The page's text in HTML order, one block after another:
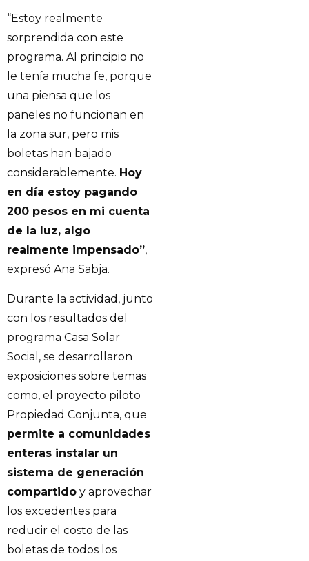
“Estoy realmente
sorprendida con este
programa. Al principio no
le tenía mucha fe, porque
una piensa que los
paneles no funcionan en
la zona sur, pero mis
boletas han bajado
considerablemente. Hoy
en día estoy pagando
200 pesos en mi cuenta
de la luz, algo
realmente impensado”,
expresó Ana Sabja.
Durante la actividad, junto
con los resultados del
programa Casa Solar
Social, se desarrollaron
exposiciones sobre temas
como, el proyecto piloto
Propiedad Conjunta, que
permite a comunidades
enteras instalar un
sistema de generación
compartido y aprovechar
los excedentes para
reducir el costo de las
boletas de todos los